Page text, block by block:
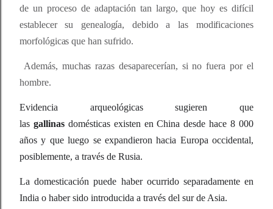
de un proceso de adaptación tan largo, que hoy es difícil
establecer su genealogía, debido a las modificaciones
morfológicas que han sufrido.
Además, muchas razas desaparecerían, si no fuera por el
hombre.
Evidencia arqueológicas sugieren que
las gallinasdomésticas existen en China desde hace 8 000
años y que luego se expandieron hacia Europa occidental,
posiblemente, a través de Rusia.
La domesticación puede haber ocurrido separadamente en
India o haber sido introducida a través del sur de Asia.